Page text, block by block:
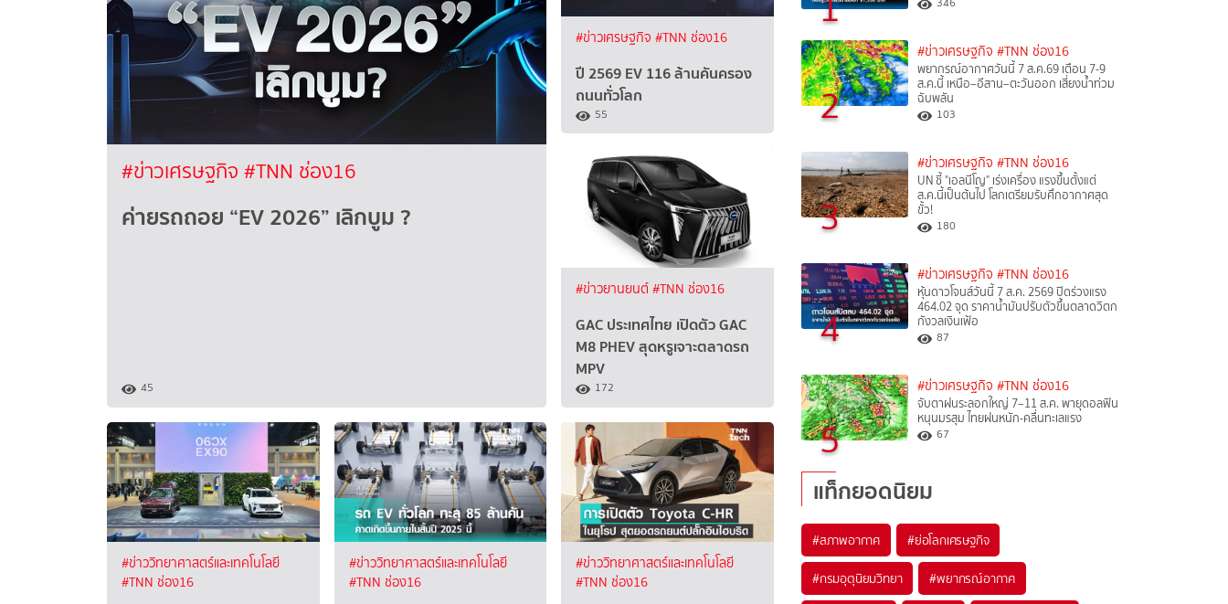
#ข่าวเศรษฐกิจ #TNN ช่อง16
ค่ายรถถอย “EV 2026” เลิกบูม ?
45
#ข่าวเศรษฐกิจ#TNN ช่อง16
ปี 2569 EV 116 ล้านคันครอง
ถนนทั่วโลก
55
#ข่าวยานยนต์#TNN ช่อง16
GAC ประเทศไทย เปิดตัว GAC
M8 PHEV สุดหรูเจาะตลาดรถ
MPV
172
#ข่าววิทยาศาสตร์และเทคโนโลยี
#TNN ช่อง16
#ข่าววิทยาศาสตร์และเทคโนโลยี
#TNN ช่อง16
#ข่าววิทยาศาสตร์และเทคโนโลยี
#TNN ช่อง16
2
#ข่าวเศรษฐกิจ #TNN ช่อง16
พยากรณ์อากาศวันนี้ 7 ส.ค.69 เตือน 7-9
ส.ค.นี้ เหนือ–อีสาน–ตะวันออก เสี่ยงน้ำท่วม
ฉับพลัน
103
3
#ข่าวเศรษฐกิจ #TNN ช่อง16
UN ชี้ "เอลนีโญ" เร่งเครื่อง แรงขึ้นตั้งแต่
ส.ค.นี้เป็นต้นไป โลกเตรียมรับศึกอากาศสุด
ขั้ว!
180
4
#ข่าวเศรษฐกิจ #TNN ช่อง16
หุ้นดาวโจนส์วันนี้ 7 ส.ค. 2569 ปิดร่วงแรง
464.02 จุด ราคาน้ำมันปรับตัวขึ้นตลาดวิตก
กังวลเงินเฟ้อ
87
5
#ข่าวเศรษฐกิจ #TNN ช่อง16
จับตาฝนระลอกใหญ่ 7–11 ส.ค. พายุดอลฟิน
หนุนมรสุม ไทยฝนหนัก-คลื่นทะเลแรง
67
แท็กยอดนิยม
#สภาพอากาศ #ย่อโลกเศรษฐกิจ
#กรมอุตุนิยมวิทยา #พยากรณ์อากาศ